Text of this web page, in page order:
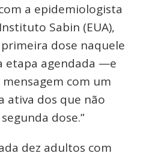
a epidemiologista
Sabin (EUA),
dose naquele
etapa agendada —e
com um
ativa dos que não
dose.”
dez adultos com